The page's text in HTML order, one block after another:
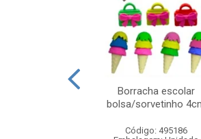
Borracha escolar
bolsa/sorvetinho
Código: 495186